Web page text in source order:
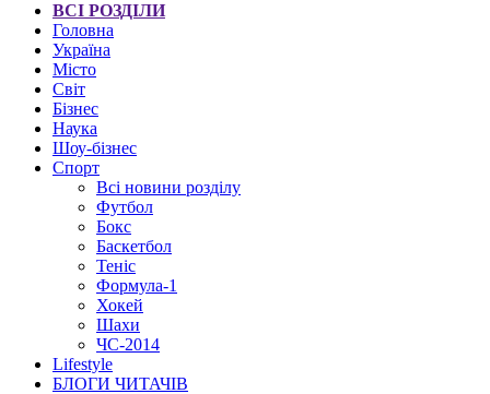
ВСІ РОЗДІЛИ
Головна
Україна
Місто
Світ
Бізнес
Наука
Шоу-бізнес
Спорт
Всі новини розділу
Футбол
Бокс
Баскетбол
Теніс
Формула-1
Хокей
Шахи
ЧС-2014
Lifestyle
БЛОГИ ЧИТАЧІВ